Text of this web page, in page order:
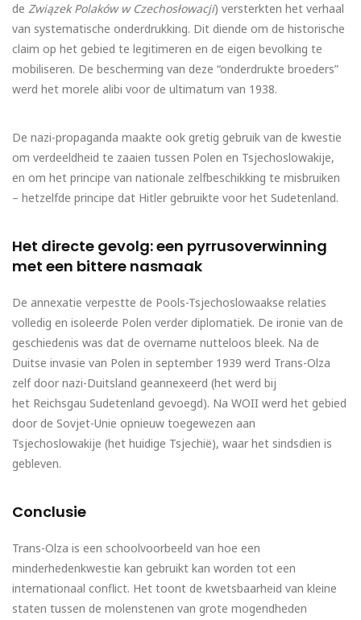
de Związek Polaków w Czechosłowacji) versterkten het verhaal
van systematische onderdrukking. Dit diende om de historische
claim op het gebied te legitimeren en de eigen bevolking te
mobiliseren. De bescherming van deze “onderdrukte broeders”
werd het morele alibi voor de ultimatum van 1938.
De nazi-propaganda maakte ook gretig gebruik van de kwestie
om verdeeldheid te zaaien tussen Polen en Tsjechoslowakije,
en om het principe van nationale zelfbeschikking te misbruiken
– hetzelfde principe dat Hitler gebruikte voor het Sudetenland.
Het directe gevolg: een pyrrusoverwinning
met een bittere nasmaak
De annexatie verpestte de Pools-Tsjechoslowaakse relaties
volledig en isoleerde Polen verder diplomatiek. De ironie van de
geschiedenis was dat de overname nutteloos bleek. Na de
Duitse invasie van Polen in september 1939 werd Trans-Olza
zelf door nazi-Duitsland geannexeerd (het werd bij
het Reichsgau Sudetenland gevoegd). Na WOII werd het gebied
door de Sovjet-Unie opnieuw toegewezen aan
Tsjechoslowakije (het huidige Tsjechië), waar het sindsdien is
gebleven.
Conclusie
Trans-Olza is een schoolvoorbeeld van hoe een
minderhedenkwestie kan gebruikt kan worden tot een
internationaal conflict. Het toont de kwetsbaarheid van kleine
staten tussen de molenstenen van grote mogendheden